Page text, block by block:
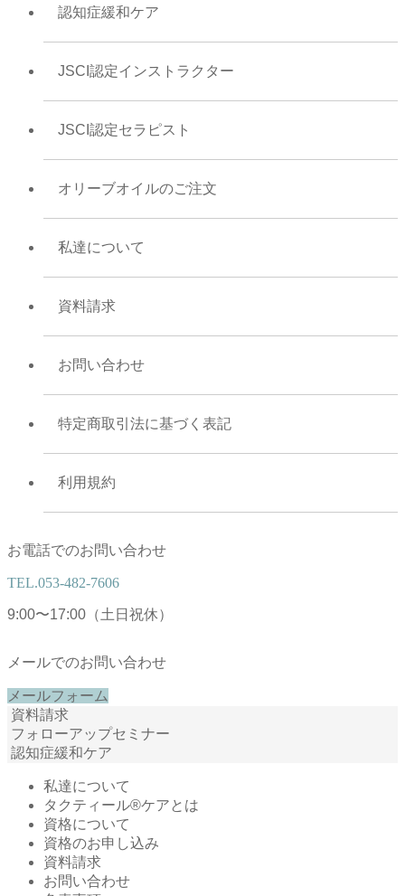
認知症緩和ケア
JSCI認定インストラクター
JSCI認定セラピスト
オリーブオイルのご注文
私達について
資料請求
お問い合わせ
特定商取引法に基づく表記
利用規約
お電話でのお問い合わせ
TEL.053-482-7606
9:00〜17:00（土日祝休）
メールでのお問い合わせ
メールフォーム
資料請求
フォローアップセミナー
認知症緩和ケア
私達について
タクティール®ケアとは
資格について
資格のお申し込み
資料請求
お問い合わせ